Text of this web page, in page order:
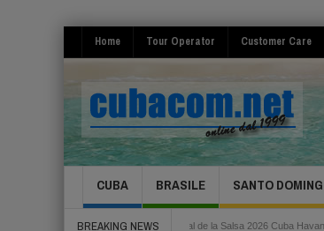
Home Tour Operator Customer Care
CUBA BRASILE SANTO
BREAKING NEWS
Festival de la Salsa 2026 Cuba Havana Vuoi